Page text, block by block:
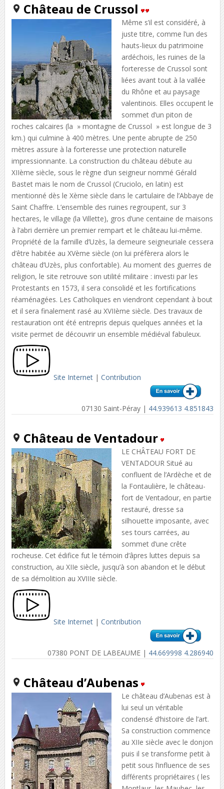
Château de Crussol
Même s’il est considéré, à
juste titre, comme l’un des
hauts-lieux du patrimoine
ardéchois, les ruines de la
forteresse de Crussol sont
liées avant tout à la vallée
du Rhône et au paysage
valentinois. Elles occupent le
sommet d’un piton de
roches calcaires (la » montagne de Crussol » est longue de 3
km.) qui culmine à 400 mètres. Une pente abrupte de 250
mètres assure à la forteresse une protection naturelle
impressionnante. La construction du château débute au
XIIème siècle, sous le règne d’un seigneur nommé Gérald
Bastet mais le nom de Crussol (Cruciolo, en latin) est
mentionné dès le Xème siècle dans le cartulaire de l’Abbaye de
Saint Chaffre. L’ensemble des ruines regroupent, sur 3
hectares, le village (la Villette), gros d’une centaine de maisons
à l’abri derrière un premier rempart et le château lui-même.
Propriété de la famille d’Uzès, la demeure seigneuriale cessera
d’être habitée au XVème siècle (on lui préfèrera alors le
château d’Uzès, plus confortable). Au moment des guerres de
religion, le site retrouve son utilité militaire : investi par les
Protestants en 1573, il sera consolidé et les fortifications
réaménagées. Les Catholiques en viendront cependant à bout
et il sera finalement rasé au XVIIème siècle. Des travaux de
restauration ont été entrepris depuis quelques années et la
visite permet de découvrir un ensemble médiéval fabuleux.
Site Internet| Contribution
07130 Saint-Péray | 44.939613 4.851843
Château de Ventadour
LE CHÂTEAU FORT DE
VENTADOUR Situé au
confluent de l’Ardèche et de
la Fontaulière, le château-
fort de Ventadour, en partie
restauré, dresse sa
silhouette imposante, avec
ses tours carrées, au
sommet d’une crête
rocheuse. Cet édifice fut le témoin d’âpres luttes depuis sa
construction, au XIIe siècle, jusqu’à son abandon et le début
de sa démolition au XVIIIe siècle.
Site Internet| Contribution
07380 PONT DE LABEAUME | 44.669998 4.286940
Château d’Aubenas
Le château d’Aubenas est à
lui seul un véritable
condensé d’histoire de l’art.
Sa construction commence
au XIIe siècle avec le donjon
puis il se transforme petit à
petit sous l’influence de ses
différents propriétaires ( les